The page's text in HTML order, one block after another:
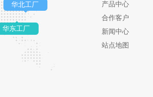
华北工厂
华东工厂
产品中心
合作客户
新闻中心
站点地图